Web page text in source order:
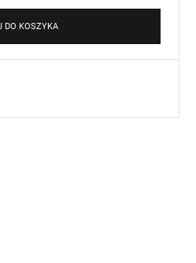
DO KOSZYKA